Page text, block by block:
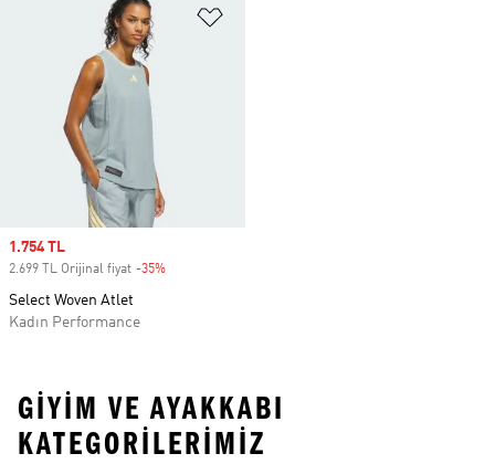
Sale price
1.754 TL
2.699 TL Orijinal fiyat -35%
Select Woven Atlet
Kadın Performance
GIYIM VE AYAKKABI
KATEGORILERIMIZ